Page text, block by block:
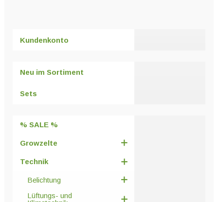
auf.
auf
gewählt
werden
Kundenkonto
Neu im Sortiment
Sets
% SALE %
Growzelte
Technik
Belichtung
Lüftungs- und